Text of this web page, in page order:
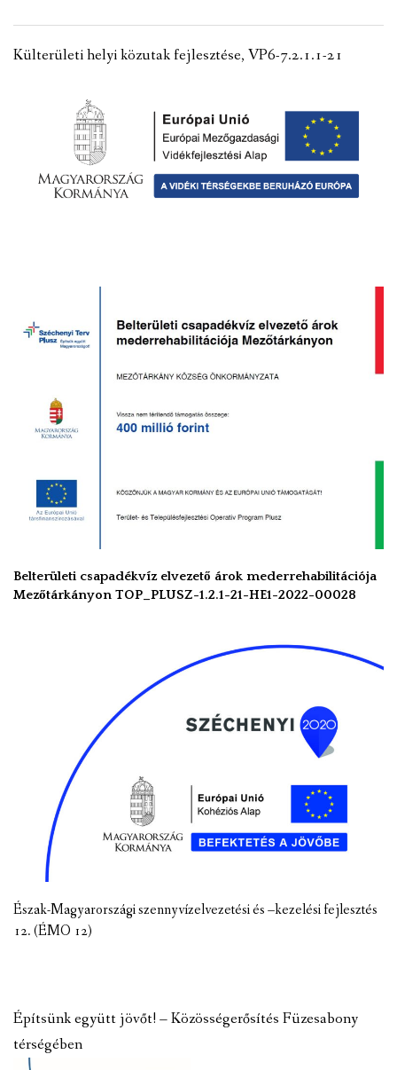
Külterületi helyi közutak fejlesztése, VP6-7.2.1.1-21
Belterületi csapadékvíz elvezető árok mederrehabilitációja
Mezőtárkányon TOP_PLUSZ-1.2.1-21-HE1-2022-00028
Észak-Magyarországi szennyvízelvezetési és –kezelési fejlesztés
12. (ÉMO 12)
Építsünk együtt jövőt! – Közösségerősítés Füzesabony
térségében